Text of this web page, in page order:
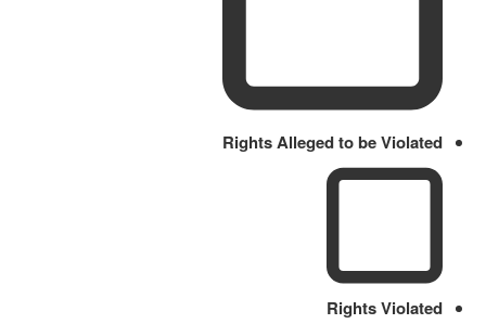
Rights Alleged to be Violated
Rights Violated